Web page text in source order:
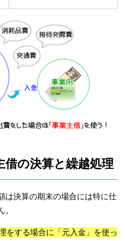
借の決算と繰越処理
は決算の期末の場合には特に仕
。
をする場合に「元入金」を使っ